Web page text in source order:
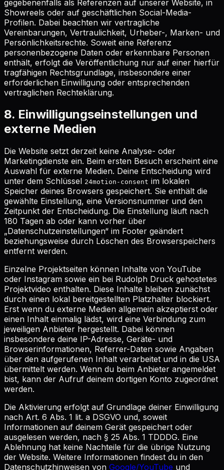
gegebenenfalls als Referenzen auf unserer Website, in
Showreels oder auf geschäftlichen Social-Media-
Profilen. Dabei beachten wir vertragliche
Vereinbarungen, Vertraulichkeit, Urheber-, Marken- und
Persönlichkeitsrechte. Soweit eine Referenz
personenbezogene Daten oder erkennbare Personen
enthält, erfolgt die Veröffentlichung nur auf einer hierfür
tragfähigen Rechtsgrundlage, insbesondere einer
erforderlichen Einwilligung oder entsprechenden
vertraglichen Rechteklärung.
8. Einwilligungseinstellungen und
externe Medien
Die Website setzt derzeit keine Analyse- oder
Marketingdienste ein. Beim ersten Besuch erscheint eine
Auswahl für externe Medien. Deine Entscheidung wird
unter dem Schlüssel 24motion-consent im lokalen
Speicher deines Browsers gespeichert. Sie enthält die
gewählte Einstellung, eine Versionsnummer und den
Zeitpunkt der Entscheidung. Die Einstellung läuft nach
180 Tagen ab oder kann vorher über
„Datenschutzeinstellungen“ im Footer geändert
beziehungsweise durch Löschen des Browserspeichers
entfernt werden.
Einzelne Projektseiten können Inhalte von YouTube
oder Instagram sowie ein bei Rudolph Druck gehostetes
Projektvideo enthalten. Diese Inhalte bleiben zunächst
durch einen lokal bereitgestellten Platzhalter blockiert.
Erst wenn du externe Medien allgemein akzeptierst oder
einen Inhalt einmalig lädst, wird eine Verbindung zum
jeweiligen Anbieter hergestellt. Dabei können
insbesondere deine IP-Adresse, Geräte- und
Browserinformationen, Referrer-Daten sowie Angaben
über den aufgerufenen Inhalt verarbeitet und in die USA
übermittelt werden. Wenn du beim Anbieter angemeldet
bist, kann der Aufruf deinem dortigen Konto zugeordnet
werden.
Die Aktivierung erfolgt auf Grundlage deiner Einwilligung
nach Art. 6 Abs. 1 lit. a DSGVO und, soweit
Informationen auf deinem Gerät gespeichert oder
ausgelesen werden, nach § 25 Abs. 1 TDDDG. Eine
Ablehnung hat keine Nachteile für die übrige Nutzung
der Website. Weitere Informationen findest du in den
Datenschutzhinweisen von Google/YouTube und